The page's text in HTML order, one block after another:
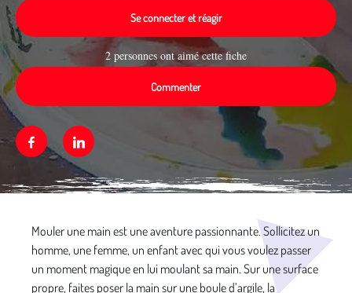
Se connecter et réagir
2 personnes ont aimé cette fiche
Commenter
FacebookLinkedin
Mouler une main est une aventure passionnante. Sollicitez un
homme, une femme, un enfant avec qui vous voulez passer
un moment magique en lui moulant sa main. Sur une surface
propre, faites poser la main sur une boule d’argile, la